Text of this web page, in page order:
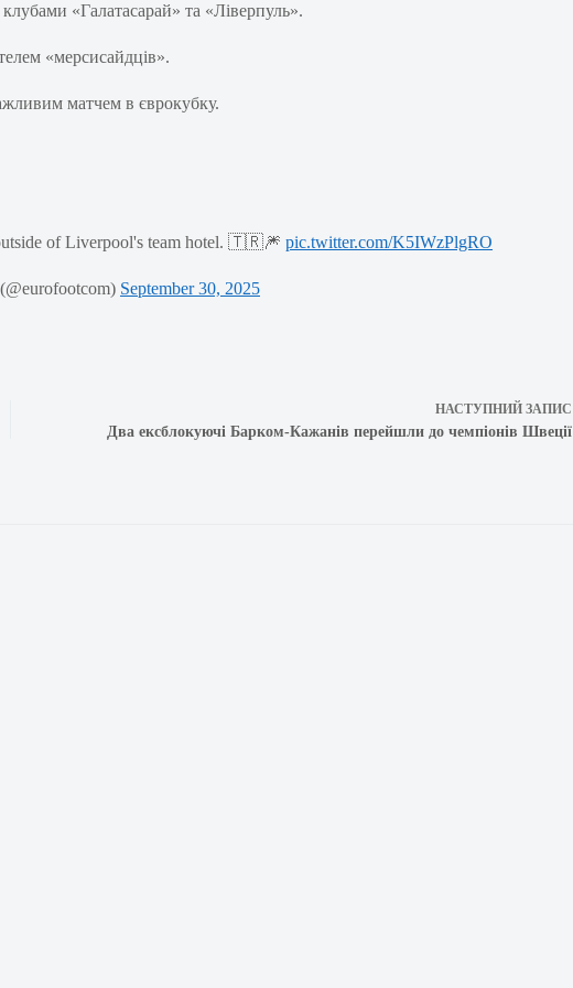
«Галатасарай» та «Ліверпуль».
«мерсисайдців».
матчем в єврокубку.
of Liverpool's team hotel. 🇹🇷🎆 pic.twitter.com/K5IWzPlgRO
September 30, 2025
НАСТУПНИЙ ЗАПИС
Два ексблокуючі Барком-Кажанів перейшли до чемпіонів Швеції